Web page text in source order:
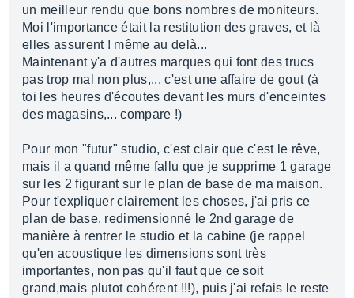
un meilleur rendu que bons nombres de moniteurs.
Moi l'importance était la restitution des graves, et là
elles assurent ! même au delà...
Maintenant y'a d'autres marques qui font des trucs
pas trop mal non plus,... c'est une affaire de gout (à
toi les heures d'écoutes devant les murs d'enceintes
des magasins,... compare !)
Pour mon "futur" studio, c'est clair que c'est le rêve,
mais il a quand même fallu que je supprime 1 garage
sur les 2 figurant sur le plan de base de ma maison.
Pour t'expliquer clairement les choses, j'ai pris ce
plan de base, redimensionné le 2nd garage de
manière à rentrer le studio et la cabine (je rappel
qu'en acoustique les dimensions sont très
importantes, non pas qu'il faut que ce soit
grand,mais plutot cohérent !!!), puis j'ai refais le reste